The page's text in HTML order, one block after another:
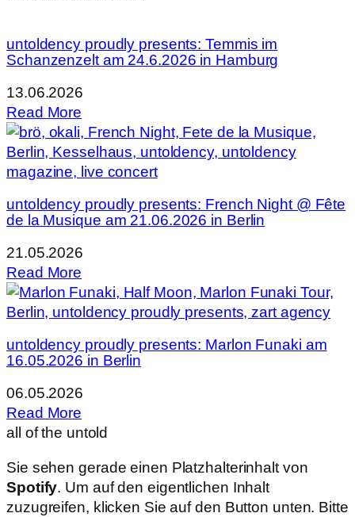
untoldency proudly presents: Temmis im
Schanzenzelt am 24.6.2026 in Hamburg
13.06.2026
Read More
untoldency proudly presents: French Night @ Fête
de la Musique am 21.06.2026 in Berlin
21.05.2026
Read More
untoldency proudly presents: Marlon Funaki am
16.05.2026 in Berlin
06.05.2026
Read More
all of the untold
Sie sehen gerade einen Platzhalterinhalt von
Spotify. Um auf den eigentlichen Inhalt
zuzugreifen, klicken Sie auf den Button unten. Bitte